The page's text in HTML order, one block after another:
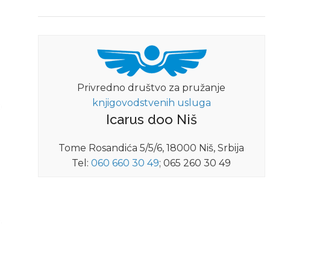
Privredno društvo za pružanje
knjigovodstvenih usluga
Icarus doo Niš
Tome Rosandića 5/5/6, 18000 Niš, Srbija
Tel:060 660 30 49; 065 260 30 49